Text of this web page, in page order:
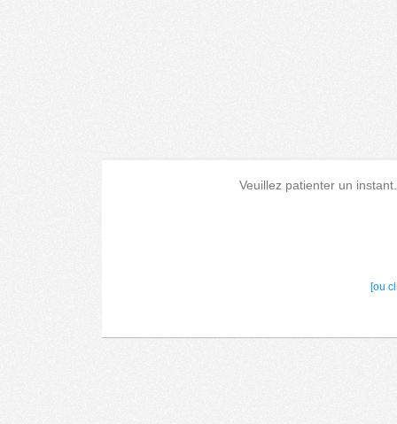
Veuillez patienter un
[ou